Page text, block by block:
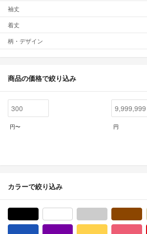
袖丈
着丈
柄・デザイン
商品の価格で絞り込み
円〜 円
カラーで絞り込み